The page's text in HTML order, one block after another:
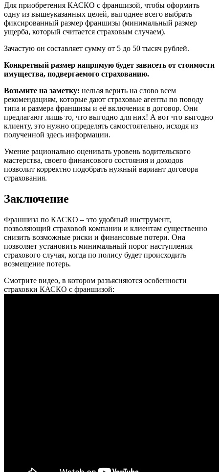
Для приобретения КАСКО с франшизой, чтобы оформить
одну из вышеуказанных целей, выгоднее всего выбрать
фиксированный размер франшизы (минимальный размер
ущерба, который считается страховым случаем).
Зачастую он составляет сумму от 5 до 50 тысяч рублей.
Конкретный размер напрямую будет зависеть от стоимости
имущества, подвергаемого страхованию.
Возьмите на заметку: нельзя верить на слово всем
рекомендациям, которые дают страховые агенты по поводу
типа и размера франшизы и её включения в договор. Они
предлагают лишь то, что выгодно для них! А вот что выгодно
клиенту, это нужно определять самостоятельно, исходя из
полученной здесь информации.
Умение рационально оценивать уровень водительского
мастерства, своего финансового состояния и доходов
позволит корректно подобрать нужный вариант договора
страхования.
Заключение
Франшиза по КАСКО – это удобный инструмент,
позволяющий страховой компании и клиентам существенно
снизить возможные риски и финансовые потери. Она
позволяет установить минимальный порог наступления
страхового случая, когда по полису будет происходить
возмещение потерь.
Смотрите видео, в котором разъясняются особенности
страховки КАСКО с франшизой: